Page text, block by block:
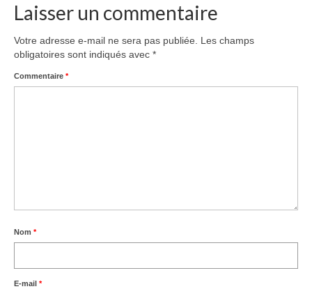
Laisser un commentaire
Votre adresse e-mail ne sera pas publiée.
Les champs
obligatoires sont indiqués avec *
Commentaire *
Nom *
E-mail *